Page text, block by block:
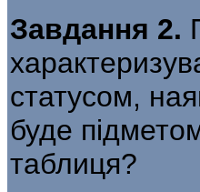
Завдання 2.
статусом,
буде
таблиця?